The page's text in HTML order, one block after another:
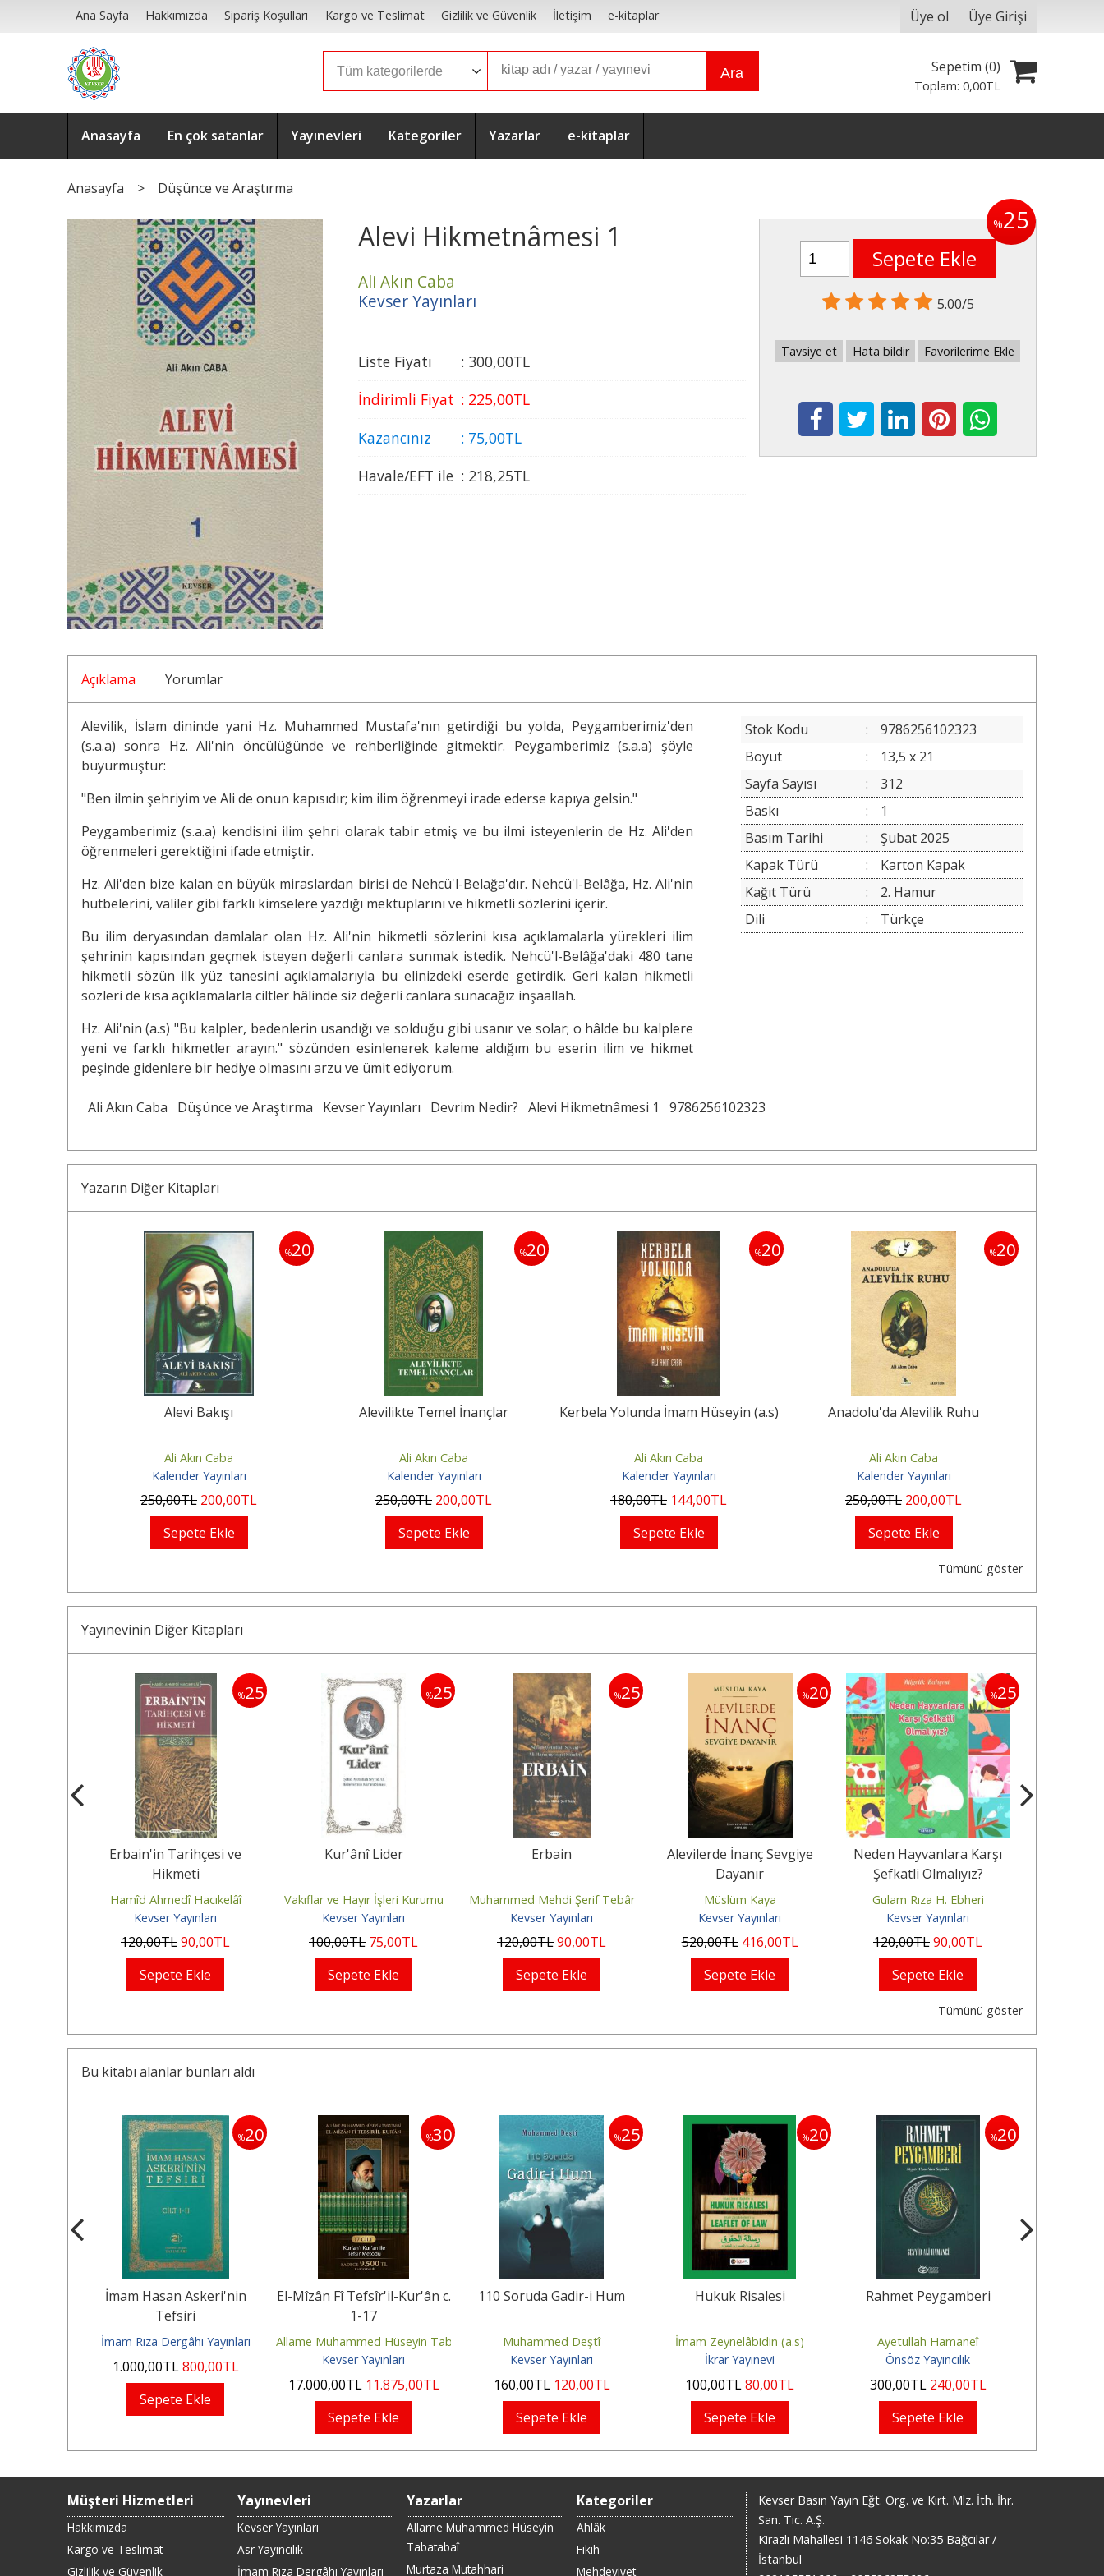
Ana Sayfa Hakkımızda Sipariş Koşulları Kargo ve Teslimat Gizlilik ve Güvenlik İletişim e-kitaplar Üye ol Üye Girişi
Ara Sepetim (0)
Toplam:0,00TL
Anasayfa En çok satanlar Yayınevleri Kategoriler Yazarlar e-kitaplar
Anasayfa > Düşünce ve Araştırma
Alevi Hikmetnâmesi 1
Ali Akın Caba
Kevser Yayınları
Liste Fiyatı : 300,00TL
İndirimli Fiyat : 225,00TL
Kazancınız
: 75,00TL
Havale/EFT ile : 218,25TL
%25
Sepete Ekle
5.00/5
Tavsiye et Hata bildir Favorilerime Ekle
Açıklama Yorumlar
Alevilik, İslam dininde yani Hz. Muhammed Mustafa'nın getirdiği bu yolda, Peygamberimiz'den
(s.a.a) sonra Hz. Ali'nin öncülüğünde ve rehberliğinde gitmektir. Peygamberimiz (s.a.a) şöyle
buyurmuştur:
"Ben ilmin şehriyim ve Ali de onun kapısıdır; kim ilim öğrenmeyi irade ederse kapıya gelsin."
Peygamberimiz (s.a.a) kendisini ilim şehri olarak tabir etmiş ve bu ilmi isteyenlerin de Hz. Ali'den
öğrenmeleri gerektiğini ifade etmiştir.
Hz. Ali'den bize kalan en büyük miraslardan birisi de Nehcü'l-Belağa'dır. Nehcü'l-Belâğa, Hz. Ali'nin
hutbelerini, valiler gibi farklı kimselere yazdığı mektuplarını ve hikmetli sözlerini içerir.
Bu ilim deryasından damlalar olan Hz. Ali'nin hikmetli sözlerini kısa açıklamalarla yürekleri ilim
şehrinin kapısından geçmek isteyen değerli canlara sunmak istedik. Nehcü'l-Belâğa'daki 480 tane
hikmetli sözün ilk yüz tanesini açıklamalarıyla bu elinizdeki eserde getirdik. Geri kalan hikmetli
sözleri de kısa açıklamalarla ciltler hâlinde siz değerli canlara sunacağız inşaallah.
Hz. Ali'nin (a.s) "Bu kalpler, bedenlerin usandığı ve solduğu gibi usanır ve solar; o hâlde bu kalplere
yeni ve farklı hikmetler arayın." sözünden esinlenerek kaleme aldığım bu eserin ilim ve hikmet
peşinde gidenlere bir hediye olmasını arzu ve ümit ediyorum.
Stok Kodu :
9786256102323
Boyut
:
13,5 x 21
Sayfa Sayısı
:
312
Baskı
:
1
Basım Tarihi
:
Şubat 2025
Kapak Türü
:
Karton Kapak
Kağıt Türü
:
2. Hamur
Dili
: Türkçe
Ali Akın Caba Düşünce ve Araştırma Kevser Yayınları Devrim Nedir? Alevi Hikmetnâmesi 1 9786256102323
Yazarın Diğer Kitapları
%20
Alevi Bakışı
Ali Akın Caba
Kalender Yayınları
250,00TL 200,00TL
Sepete Ekle
%20
Alevilikte Temel İnançlar
Ali Akın Caba
Kalender Yayınları
250,00TL 200,00TL
Sepete Ekle
%20
Kerbela Yolunda İmam Hüseyin (a.s)
Ali Akın Caba
Kalender Yayınları
180,00TL 144,00TL
Sepete Ekle
%20
Anadolu'da Alevilik Ruhu
Ali Akın Caba
Kalender Yayınları
250,00TL 200,00TL
Sepete Ekle
Tümünü göster
Yayınevinin Diğer Kitapları
%25
Erbain'in Tarihçesi ve
Hikmeti
Hamîd Ahmedî Hacıkelâî
Kevser Yayınları
120,00TL90,00TL
Sepete Ekle
%25
Kur'ânî Lider
Vakıflar ve Hayır İşleri Kurumu
Kevser Yayınları
100,00TL 75,00TL
Sepete Ekle
%25
Erbain
Muhammed Mehdi Şerif Tebâr
Kevser Yayınları
120,00TL90,00TL
Sepete Ekle
%20
Alevilerde İnanç Sevgiye
Dayanır
Müslüm Kaya
Kevser Yayınları
520,00TL 416,00TL
Sepete Ekle
%25
Neden Hayvanlara Karşı
Şefkatli Olmalıyız?
Gulam Rıza H. Ebheri
Kevser Yayınları
120,00TL90,00TL
Sepete Ekle
Tümünü göster
Bu kitabı alanlar bunları aldı
Hüseyin Tabatabaî
%20
İmam Hasan Askeri'nin
Tefsiri
İmam Rıza Dergâhı Yayınları
1.000,00TL 800,00TL
Sepete Ekle
%30
El-Mîzân Fî Tefsîr'il-Kur'ân c.
1-17
Allame Muhammed Hüseyin Tabatabaî
Kevser Yayınları
17.000,00TL 11.875,00TL
Sepete Ekle
%25
110 Soruda Gadir-i Hum
Muhammed Deştî
Kevser Yayınları
160,00TL 120,00TL
Sepete Ekle
%20
Hukuk Risalesi
İmam Zeynelâbidin (a.s)
İkrar Yayınevi
100,00TL80,00TL
Sepete Ekle
%20
Rahmet Peygamberi
Ayetullah Hamaneî
Önsöz Yayıncılık
300,00TL 240,00TL
Sepete Ekle
Müşteri Hizmetleri
Hakkımızda
Kargo ve Teslimat
Gizlilik ve Güvenlik
Yayınevleri
Kevser Yayınları
Asr Yayıncılık
İmam Rıza Dergâhı Yayınları
Yazarlar
Allame Muhammed Hüseyin
Tabatabaî
Murtaza Mutahhari
Kategoriler
Ahlâk
Fıkıh
Mehdeviyet
Kevser Basın Yayın Eğt. Org. ve Kırt. Mlz. İth. İhr.
San. Tic. A.Ş.
Kirazlı Mahallesi 1146 Sokak No:35 Bağcılar /
İstanbul